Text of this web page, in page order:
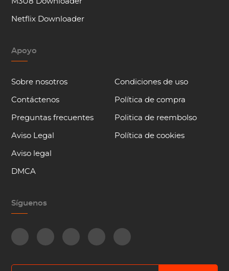
Netflix Downloader
Apoyo
Sobre nosotros
Contáctenos
Preguntas frecuentes
Aviso Legal
Aviso legal
DMCA
Condiciones de uso
Política de compra
Politica de reembolso
Política de cookies
Síguenos